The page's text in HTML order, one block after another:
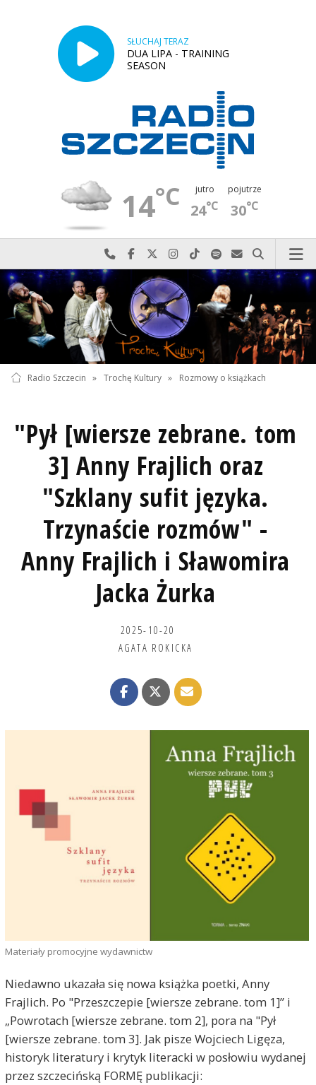
SŁUCHAJ TERAZ
DUA LIPA - TRAINING
SEASON
14°C jutro
24°C
pojutrze
30°C
Najlepiej po prostu do nas zadzwoń
Odwiedź nas na Facebook-u
Odwiedź nas na X
Odwiedź nas na Instagram-ie
Odwiedź nas na TikTok-u
Szukaj nas na Spotify
Wyślij do nas
Szukaj
Radio Szczecin » Trochę Kultury » Rozmowy o książkach
"Pył [wiersze zebrane. tom
3] Anny Frajlich oraz
"Szklany sufit języka.
Trzynaście rozmów" -
Anny Frajlich i Sławomira
Jacka Żurka
2025-10-20
AGATA ROKICKA
Materiały promocyjne wydawnictw
Niedawno ukazała się nowa książka poetki, Anny
Frajlich. Po "Przeszczepie [wiersze zebrane. tom 1]” i
„Powrotach [wiersze zebrane. tom 2], pora na "Pył
[wiersze zebrane. tom 3]. Jak pisze Wojciech Ligęza,
historyk literatury i krytyk literacki w posłowiu wydanej
przez szczecińską FORMĘ publikacji: